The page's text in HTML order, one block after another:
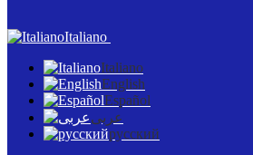
Italiano
Italiano
English
Español
عربى
русский